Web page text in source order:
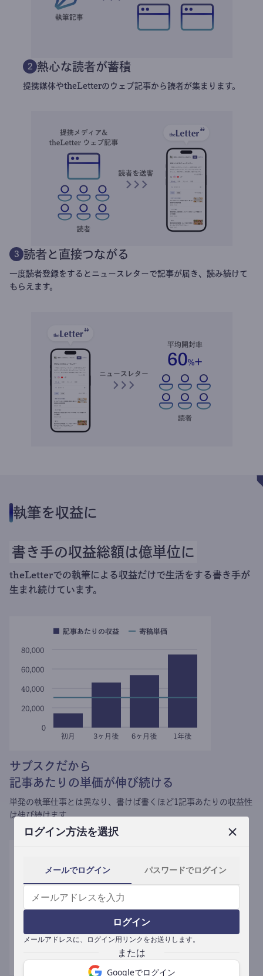
ログイン方法を選択
メールでログイン パスワードでログイン
ログイン
メールアドレスに、ログイン用リンクをお送りします。
Googleでログイン
2 熱心な読者が蓄積
提携媒体やtheLetterのウェブ記事から読者が集まります。
3 読者と直接つながる
一度読者登録をするとニュースレターで記事が届き、読み続けて
もらえます。
執筆を収益に
書き手の収益総額は億単位に
theLetterでの執筆による収益だけで生活をする書き手が
生まれ続けています。
サブスクだから
記事あたりの単価が伸び続ける
単発の執筆仕事とは異なり、 書けば書くほど1記事あたりの収益性
は伸び続けます。